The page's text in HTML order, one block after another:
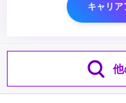
キャリア